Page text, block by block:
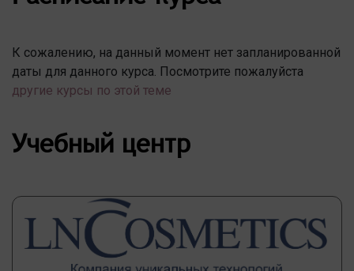
К сожалению, на данный момент нет запланированной
даты для данного курса. Посмотрите пожалуйста
другие курсы по этой теме
Учебный центр